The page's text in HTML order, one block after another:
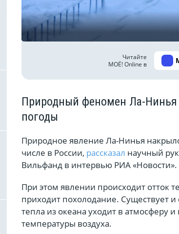
Читайте
МОЁ! Online в
Природный феномен Ла-Нинья
погоды
Природное явление Ла-Нинья
числе в России, рассказал научный
Вильфанд в интервью РИА «Новости».
При этом явлении происходит отток
приходит похолодание. Существует
тепла из океана уходит в атмосферу
температуры воздуха.